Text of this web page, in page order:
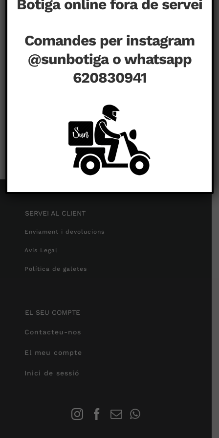
SERVEI AL CLIENT
Enviament i devolucions
Avís Legal
Política de galetes
EL SEU COMPTE
Contacteu-nos
El meu compte
Inici de sessió
Botiga online fora de servei
Comandes per instagram
@sunbotiga o whatsapp
620830941